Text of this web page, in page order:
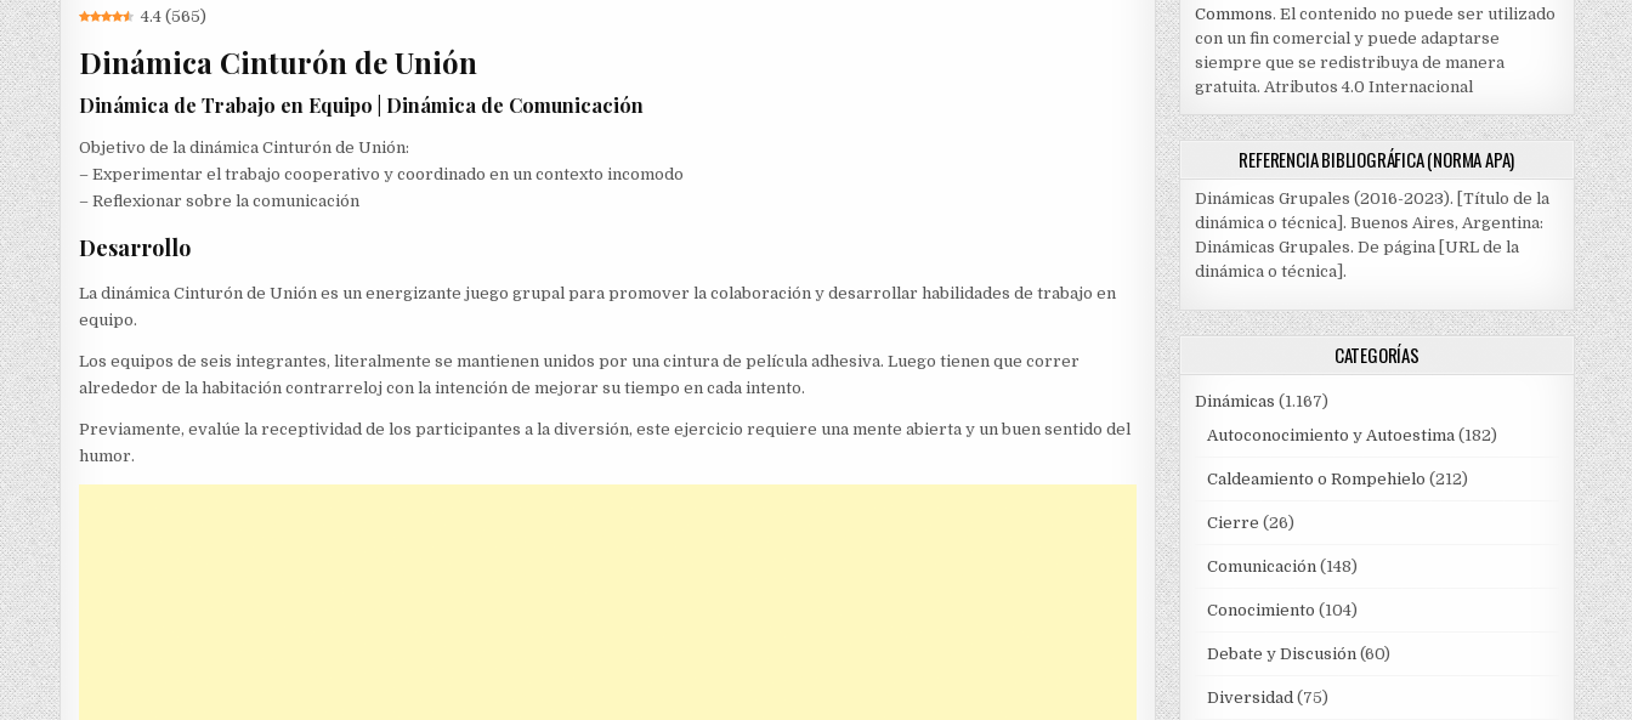
4.4 (565)
Dinámica Cinturón de Unión
Dinámica de Trabajo en Equipo | Dinámica de Comunicación
Objetivo de la dinámica Cinturón de Unión:
– Experimentar el trabajo cooperativo y coordinado en un contexto incomodo
– Reflexionar sobre la comunicación
Desarrollo
La dinámica Cinturón de Unión es un energizante juego grupal para promover la colaboración y desarrollar habilidades de trabajo en
equipo.
Los equipos de seis integrantes, literalmente se mantienen unidos por una cintura de película adhesiva. Luego tienen que correr
alrededor de la habitación contrarreloj con la intención de mejorar su tiempo en cada intento.
Previamente, evalúe la receptividad de los participantes a la diversión, este ejercicio requiere una mente abierta y un buen sentido del
humor.
Commons. El contenido no puede ser utilizado
con un fin comercial y puede adaptarse
siempre que se redistribuya de manera
gratuita. Atributos 4.0 Internacional
REFERENCIA BIBLIOGRÁFICA (NORMA APA)
Dinámicas Grupales (2016-2023). [Título de la
dinámica o técnica]. Buenos Aires, Argentina:
Dinámicas Grupales. De página [URL de la
dinámica o técnica].
CATEGORÍAS
Dinámicas (1.167)
Autoconocimiento y Autoestima(182)
Caldeamiento o Rompehielo (212)
Cierre (26)
Comunicación(148)
Conocimiento (104)
Debate y Discusión(60)
Diversidad(75)